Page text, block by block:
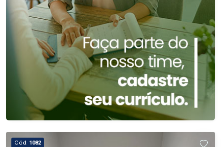
Cód. 1082